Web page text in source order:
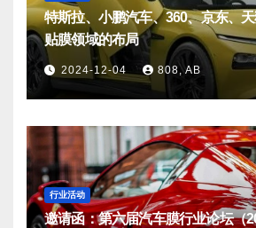
特斯拉、小鹏汽车、360、京东、
贴膜领域的布局
2024-12-04 808, AB
行业活动
邀请函：第六届汽车膜行业论坛（